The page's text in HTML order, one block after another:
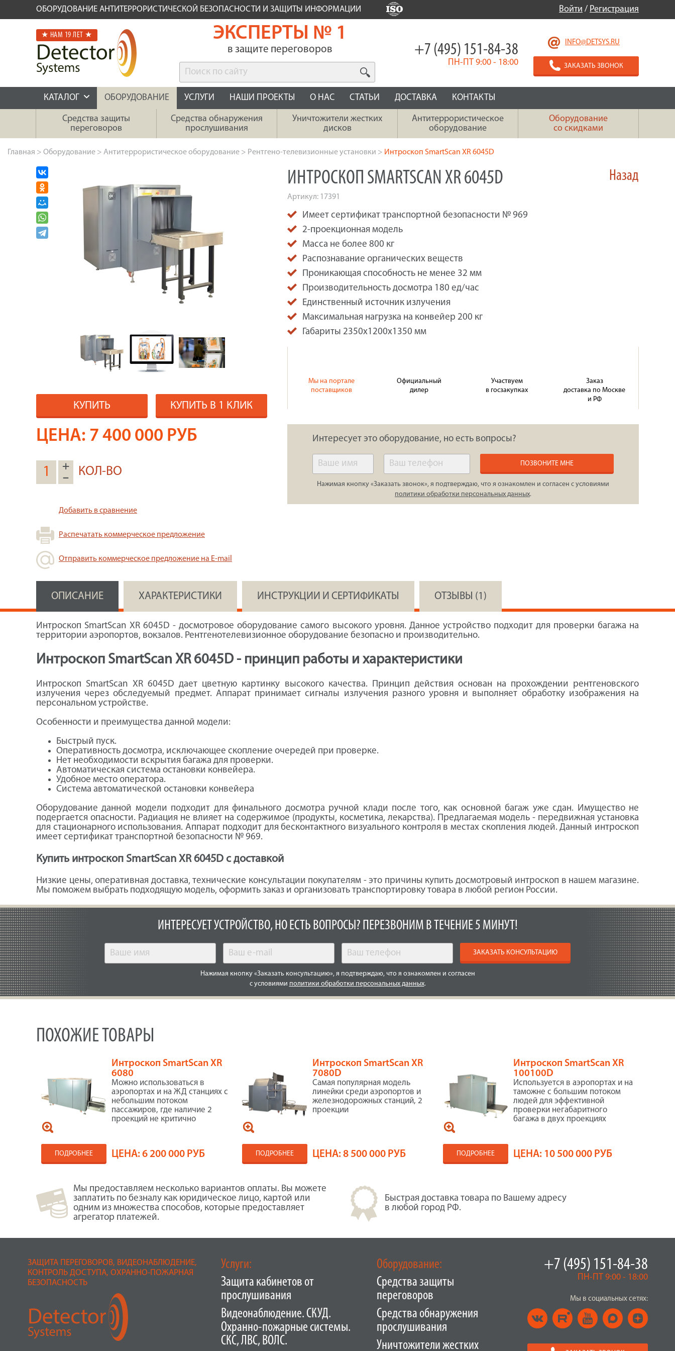
ОБОРУДОВАНИЕ АНТИТЕРРОРИСТИЧЕСКОЙ БЕЗОПАСНОСТИ И ЗАЩИТЫ ИНФОРМАЦИИ Войти / Регистрация
★ НАМ 19 ЛЕТ ★ ЭКСПЕРТЫ № 1
в защите переговоров
INFO@DETSYS.RU
ЗАКАЗАТЬ ЗВОНОК
+7 (495) 151-84-38
ПН-ПТ 9:00 - 18:00
КАТАЛОГ ОБОРУДОВАНИЕ УСЛУГИ НАШИ ПРОЕКТЫ О НАС СТАТЬИ ДОСТАВКА КОНТАКТЫ
Средства защиты
переговоров
Средства обнаружения
прослушивания
Уничтожители жестких
дисков
Антитеррористическое
оборудование
Оборудование
со скидками
Главная > Оборудование > Антитеррористическое оборудование > Рентгено-телевизионные установки > Интроскоп SmartScan XR 6045D
Назад
КУПИТЬ КУПИТЬ В 1 КЛИК
ЦЕНА: 7 400 000 РУБ
+
–
КОЛ-ВО
Добавить в сравнение
Распечатать коммерческое предложение
Отправить коммерческое предложение на E-mail
ИНТРОСКОП SMARTSCAN XR 6045D
Артикул: 17391
Имеет сертификат транспортной безопасности № 969
2-проекционная модель
Масса не более 800 кг
Распознавание органических веществ
Проникающая способность не менее 32 мм
Производительность досмотра 180 ед/час
Единственный источник излучения
Максимальная нагрузка на конвейер 200 кг
Габариты 2350x1200x1350 мм
Мы на портале
поставщиков
Официальный
дилер
Участвуем
в госзакупках
Заказ
доставка по Москве
и РФ
Интересует это оборудование, но есть вопросы?
ПОЗВОНИТЕ МНЕ
Нажимая кнопку «Заказать звонок», я подтверждаю, что я ознакомлен и согласен с условиями
политики обработки персональных данных.
ОПИСАНИЕ ХАРАКТЕРИСТИКИ ИНСТРУКЦИИ И СЕРТИФИКАТЫ ОТЗЫВЫ (1)
Интроскоп SmartScan XR 6045D - досмотровое оборудование самого высокого уровня. Данное устройство подходит для проверки багажа на
территории аэропортов, вокзалов. Рентгенотелевизионное оборудование безопасно и производительно.
Интроскоп SmartScan XR 6045D - принцип работы и характеристики
Интроскоп SmartScan XR 6045D дает цветную картинку высокого качества. Принцип действия основан на прохождении рентгеновского
излучения через обследуемый предмет. Аппарат принимает сигналы излучения разного уровня и выполняет обработку изображения на
персональном устройстве.
Особенности и преимущества данной модели:
Быстрый пуск.
Оперативность досмотра, исключающее скопление очередей при проверке.
Нет необходимости вскрытия багажа для проверки.
Автоматическая система остановки конвейера.
Удобное место оператора.
Система автоматической остановки конвейера
Оборудование данной модели подходит для финального досмотра ручной клади после того, как основной багаж уже сдан. Имущество не
подергается опасности. Радиация не влияет на содержимое (продукты, косметика, лекарства). Предлагаемая модель - передвижная установка
для стационарного использования. Аппарат подходит для бесконтактного визуального контроля в местах скопления людей. Данный интроскоп
имеет сертификат транспортной безопасности № 969.
Купить интроскоп SmartScan XR 6045D с доставкой
Низкие цены, оперативная доставка, технические консультации покупателям - это причины купить досмотровый интроскоп в нашем магазине.
Мы поможем выбрать подходящую модель, оформить заказ и организовать транспортировку товара в любой регион России.
ИНТЕРЕСУЕТ УСТРОЙСТВО, НО ЕСТЬ ВОПРОСЫ? ПЕРЕЗВОНИМ В ТЕЧЕНИЕ 5 МИНУТ!
ЗАКАЗАТЬ КОНСУЛЬТАЦИЮ
Нажимая кнопку «Заказать консультацию», я подтверждаю, что я ознакомлен и согласен
с условиями политики обработки персональных данных.
ПОХОЖИЕ ТОВАРЫ
Интроскоп SmartScan XR
6080
Можно использоваться в
аэропортах и на ЖД станциях с
небольшим потоком
пассажиров, где наличие 2
проекций не критично
ПОДРОБНЕЕ ЦЕНА:6 200 000 РУБ
Интроскоп SmartScan XR
7080D
Самая популярная модель
линейки среди аэропортов и
железнодорожных станций, 2
проекции
ПОДРОБНЕЕ ЦЕНА:8 500 000 РУБ
Интроскоп SmartScan XR
100100D
Используется в аэропортах и на
таможне с большим потоком
людей для эффективной
проверки негабаритного
багажа в двух проекциях
ПОДРОБНЕЕ ЦЕНА: 10 500 000 РУБ
Мы предоставляем несколько вариантов оплаты. Вы можете
заплатить по безналу как юридическое лицо, картой или
одним из множества способов, которые предоставляет
агрегатор платежей.
Быстрая доставка товара по Вашему адресу
в любой город РФ.
ЗАЩИТА ПЕРЕГОВОРОВ, ВИДЕОНАБЛЮДЕНИЕ,
КОНТРОЛЬ ДОСТУПА, ОХРАННО-ПОЖАРНАЯ
БЕЗОПАСНОСТЬ
Услуги:
Защита кабинетов от
прослушивания
Видеонаблюдение. СКУД.
Охранно-пожарные системы.
СКС, ЛВС, ВОЛС.
+7 (495) 151-84-38
ПН-ПТ 9:00 - 18:00
Мы в социальных сетях:
Оборудование:
Средства защиты
переговоров
Средства обнаружения
прослушивания
Уничтожители жестких